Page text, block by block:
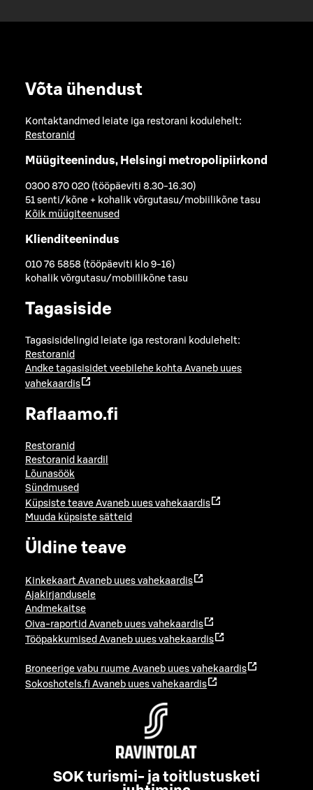
Võta ühendust
Kontaktandmed leiate iga restorani kodulehelt:
Restoranid
Müügiteenindus, Helsingi metropolipiirkond
0300 870 020 (tööpäeviti 8.30-16.30)
51 senti/kõne + kohalik võrgutasu/mobiilikõne tasu
Kõik müügiteenused
Klienditeenindus
010 76 5858 (tööpäeviti klo 9-16)
kohalik võrgutasu/mobiilikõne tasu
Tagasiside
Tagasisidelingid leiate iga restorani kodulehelt:
Restoranid
Andke tagasisidet veebilehe kohta Avaneb uues
vahekaardis
Raflaamo.fi
Restoranid
Restoranid kaardil
Lõunasöök
Sündmused
Küpsiste teave Avaneb uues vahekaardis
Muuda küpsiste sätteid
Üldine teave
Kinkekaart Avaneb uues vahekaardis
Ajakirjandusele
Andmekaitse
Oiva-raportid Avaneb uues vahekaardis
Tööpakkumised Avaneb uues vahekaardis
Broneerige vabu ruume Avaneb uues vahekaardis
Sokoshotels.fi Avaneb uues vahekaardis
SOK turismi- ja toitlustusketi